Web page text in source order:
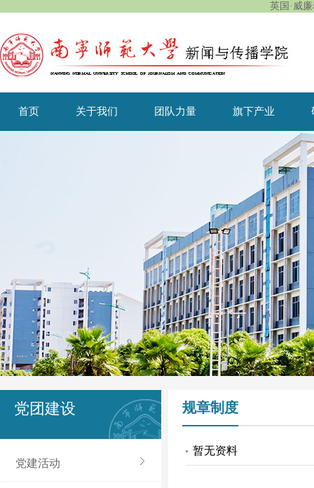
英国·威
首页 关于我们 团队力量 旗下产业
党团建设
党建活动
规章制度
暂无资料